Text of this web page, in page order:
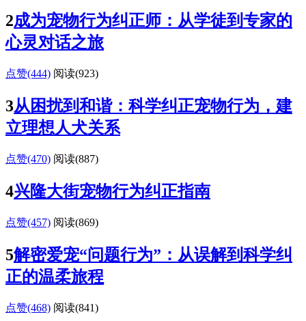
2成为宠物行为纠正师：从学徒到专家的
心灵对话之旅
点赞(444) 阅读(923)
3从困扰到和谐：科学纠正宠物行为，建
立理想人犬关系
点赞(470) 阅读(887)
4兴隆大街宠物行为纠正指南
点赞(457) 阅读(869)
5解密爱宠“问题行为”：从误解到科学纠
正的温柔旅程
点赞(468) 阅读(841)